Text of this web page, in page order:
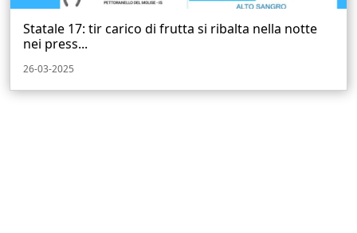
Statale 17: tir carico di frutta si ribalta nella notte
nei press...
26-03-2025